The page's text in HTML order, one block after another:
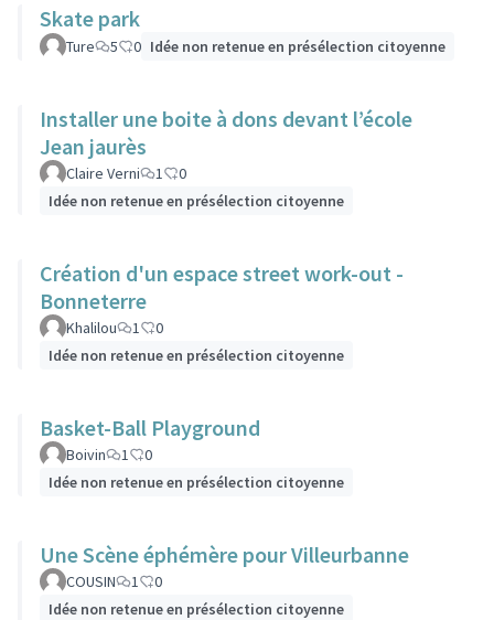
Skate park
Ture 5 0 Idée non retenue en présélection citoyenne
Installer une boite à dons devant l’école
Jean jaurès
Claire Verni 1
0
Idée non retenue en présélection citoyenne
Création d'un espace street work-out -
Bonneterre
Khalilou 1
0
Idée non retenue en présélection citoyenne
Basket-Ball Playground
Boivin 1
0
Idée non retenue en présélection citoyenne
Une Scène éphémère pour Villeurbanne
COUSIN 1
0
Idée non retenue en présélection citoyenne